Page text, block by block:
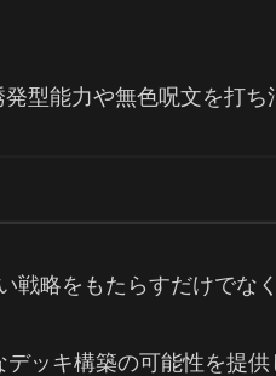
型能力や無色呪文を打ち
戦略をもたらすだけでな
デッキ構築の可能性を提